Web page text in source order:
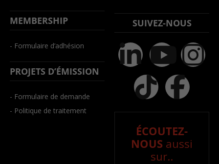
MEMBERSHIP
- Formulaire d’adhésion
PROJETS D’ÉMISSION
- Formulaire de demande
- Politique de traitement
SUIVEZ-NOUS
ÉCOUTEZ-
NOUS aussi
sur..